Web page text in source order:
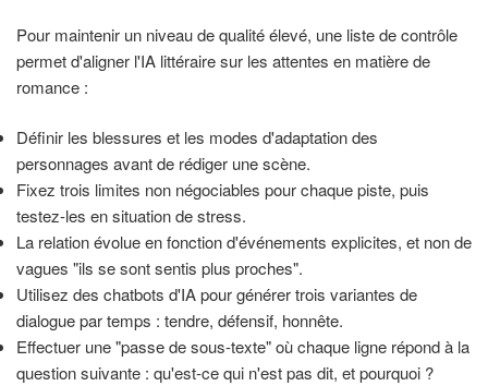
Pour maintenir un niveau de qualité élevé, une liste de contrôle
permet d'aligner l'IA littéraire sur les attentes en matière de
romance :
Définir les blessures et les modes d'adaptation des
personnages avant de rédiger une scène.
Fixez trois limites non négociables pour chaque piste, puis
testez-les en situation de stress.
La relation évolue en fonction d'événements explicites, et non de
vagues "ils se sont sentis plus proches".
Utilisez des chatbots d'IA pour générer trois variantes de
dialogue par temps : tendre, défensif, honnête.
Effectuer une "passe de sous-texte" où chaque ligne répond à la
question suivante : qu'est-ce qui n'est pas dit, et pourquoi ?